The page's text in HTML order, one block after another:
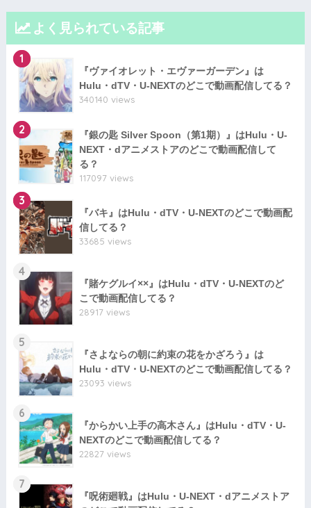
よく見られている記事
1
『ヴァイオレット・エヴァーガーデン』は
Hulu・dTV・U-NEXTのどこで動画配信してる？
340140 views
2
『銀の匙 Silver Spoon（第1期）』はHulu・U-
NEXT・dアニメストアのどこで動画配信して
る？
117097 views
3
『バキ』はHulu・dTV・U-NEXTのどこで動画配
信してる？
33685 views
4
『賭ケグルイ××』はHulu・dTV・U-NEXTのど
こで動画配信してる？
28917 views
5
『さよならの朝に約束の花をかざろう』は
Hulu・dTV・U-NEXTのどこで動画配信してる？
23093 views
6
『からかい上手の高木さん』はHulu・dTV・U-
NEXTのどこで動画配信してる？
22827 views
7
『呪術廻戦』はHulu・U-NEXT・dアニメストア